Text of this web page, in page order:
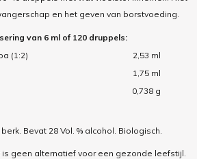
en het geven van borstvoeding.
van 6 ml of 120 druppels:
(1:2)
2,53 ml
1,75 ml
0,738 g
Bevat 28 Vol. % alcohol. Biologisch.
geen alternatief voor een gezonde leefstijl.